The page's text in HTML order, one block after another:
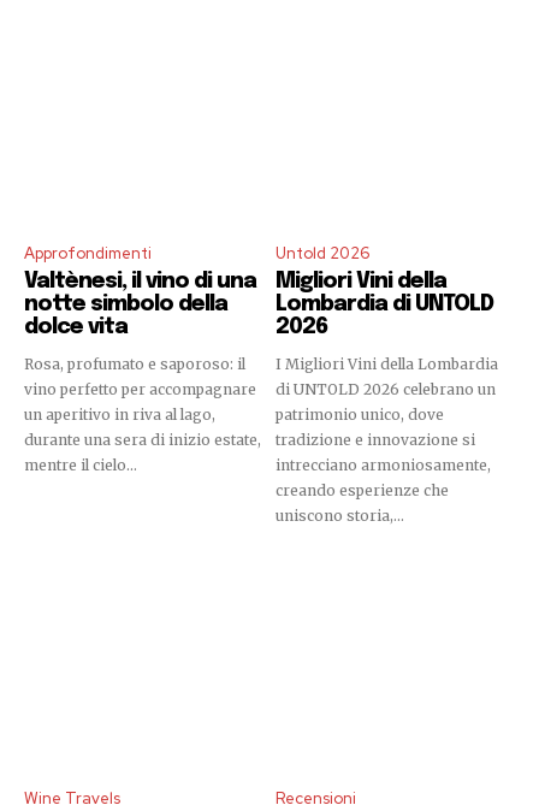
Approfondimenti
Valtènesi, il vino di una
notte simbolo della
dolce vita
Rosa, profumato e saporoso: il
vino perfetto per accompagnare
un aperitivo in riva al lago,
durante una sera di inizio estate,
mentre il cielo...
Untold 2026
Migliori Vini della
Lombardia di UNTOLD
2026
I Migliori Vini della Lombardia
di UNTOLD 2026 celebrano un
patrimonio unico, dove
tradizione e innovazione si
intrecciano armoniosamente,
creando esperienze che
uniscono storia,...
Wine Travels Recensioni